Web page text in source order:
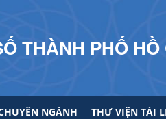
THÀNH PHỐ HỒ
NGÀNH THƯ VIỆN TÀI